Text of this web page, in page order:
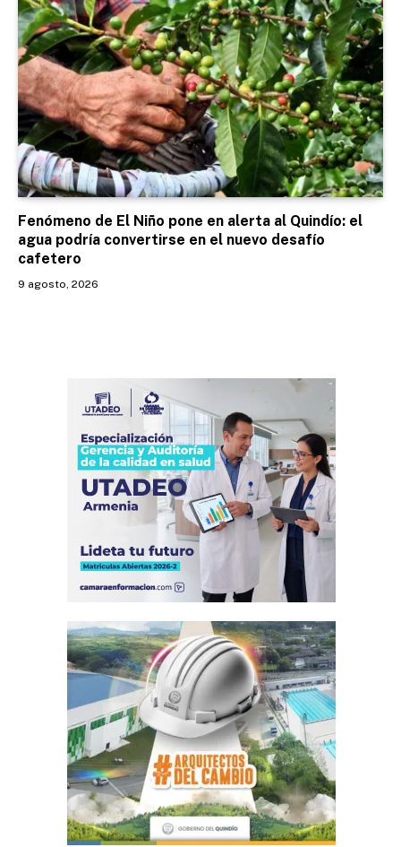
Fenómeno de El Niño pone en alerta al Quindío: el
agua podría convertirse en el nuevo desafío
cafetero
9 agosto, 2026